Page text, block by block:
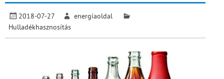
2018-07-27
energiaoldal
Hulladékhasznosítás